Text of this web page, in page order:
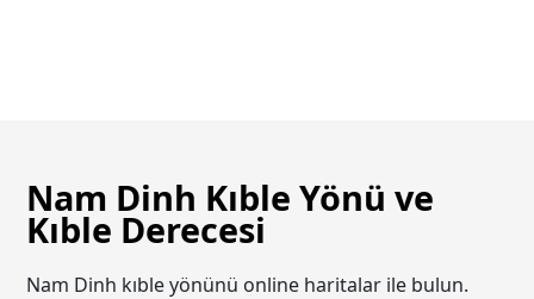
Nam Dinh Kıble Yönü ve
Kıble Derecesi
Nam Dinh kıble yönünü online haritalar ile bulun.